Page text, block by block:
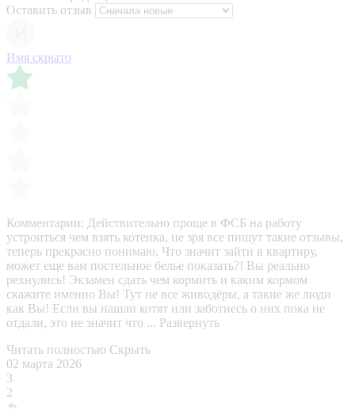
Оставить отзыв
Имя скрыто
Комментарии: Действительно проще в ФСБ на работу
устроиться чем взять котенка, не зря все пишут такие отзывы,
теперь прекрасно понимаю. Что значит зайти в квартиру,
может еще вам постельное белье показать?! Вы реально
рехнулись! Экзамен сдать чем кормить и каким кормом
скажите именно Вы! Тут не все живодёры, а такие же люди
как Вы! Если вы нашли котят или заботиесь о них пока не
отдали, это не значит что ... Развернуть
Читать полностью Скрыть
02 марта 2026
3
2